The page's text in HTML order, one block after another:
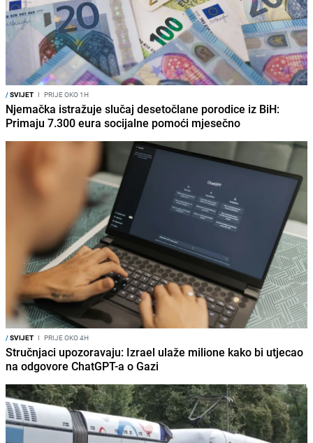
/SVIJET I PRIJE OKO 1H
Njemačka istražuje slučaj desetočlane porodice iz BiH:
Primaju 7.300 eura socijalne pomoći mjesečno
/SVIJET I PRIJE OKO 4H
Stručnjaci upozoravaju: Izrael ulaže milione kako bi utjecao
na odgovore ChatGPT-a o Gazi